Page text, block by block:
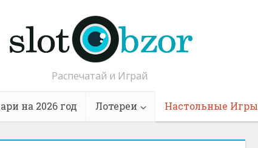
Распечатай и Играй
на 2026 год Лотереи Настольные Игры